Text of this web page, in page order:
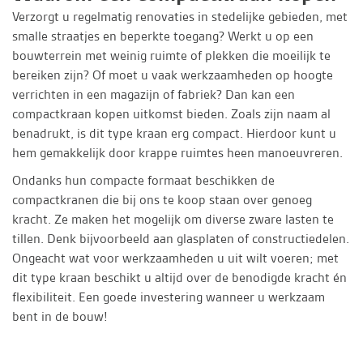
Verzorgt u regelmatig renovaties in stedelijke gebieden, met
smalle straatjes en beperkte toegang? Werkt u op een
bouwterrein met weinig ruimte of plekken die moeilijk te
bereiken zijn? Of moet u vaak werkzaamheden op hoogte
verrichten in een magazijn of fabriek? Dan kan een
compactkraan kopen uitkomst bieden. Zoals zijn naam al
benadrukt, is dit type kraan erg compact. Hierdoor kunt u
hem gemakkelijk door krappe ruimtes heen manoeuvreren.
Ondanks hun compacte formaat beschikken de
compactkranen die bij ons te koop staan over genoeg
kracht. Ze maken het mogelijk om diverse zware lasten te
tillen. Denk bijvoorbeeld aan glasplaten of constructiedelen.
Ongeacht wat voor werkzaamheden u uit wilt voeren; met
dit type kraan beschikt u altijd over de benodigde kracht én
flexibiliteit. Een goede investering wanneer u werkzaam
bent in de bouw!